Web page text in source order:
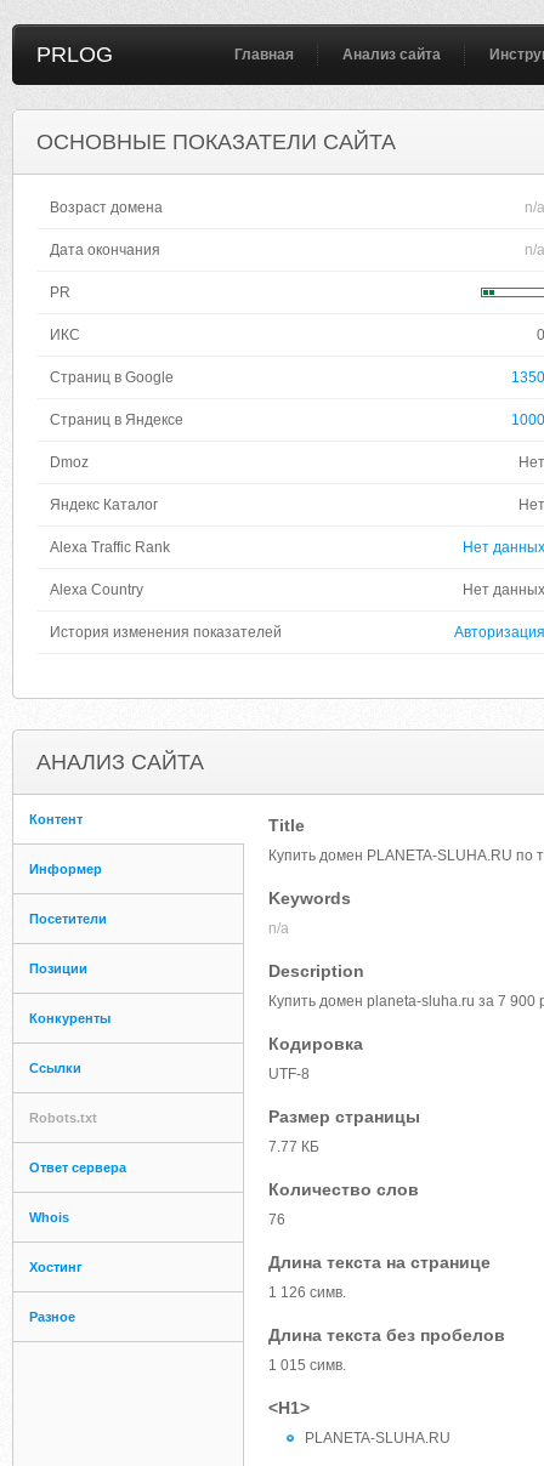
PRLOG Главная Анализ сайта
ОСНОВНЫЕ ПОКАЗАТЕЛИ САЙТА
Возраст домена n/a
Дата окончания n/a
PR
ИКС 0
Страниц в Google 1350
Страниц в Яндексе 1000
Dmoz Нет
Яндекс Каталог Нет
Alexa Traffic Rank Нет данных
Alexa Country Нет данных
История изменения показателей Авторизация
АНАЛИЗ САЙТА
Контент
Информер
Посетители
Позиции
Конкуренты
Ссылки
Robots.txt
Ответ сервера
Whois
Хостинг
Разное
Title
Купить домен PLANETA-SLUHA.RU по
Keywords
n/a
Description
Купить домен planeta-sluha.ru за 7 900
Кодировка
UTF-8
Размер страницы
7.77 КБ
Количество слов
76
Длина текста на странице
1 126 симв.
Длина текста без пробелов
1 015 симв.
<H1>
PLANETA-SLUHA.RU